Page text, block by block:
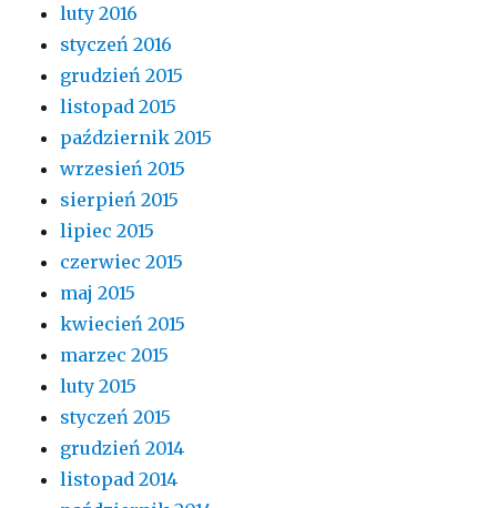
luty 2016
styczeń 2016
grudzień 2015
listopad 2015
październik 2015
wrzesień 2015
sierpień 2015
lipiec 2015
czerwiec 2015
maj 2015
kwiecień 2015
marzec 2015
luty 2015
styczeń 2015
grudzień 2014
listopad 2014